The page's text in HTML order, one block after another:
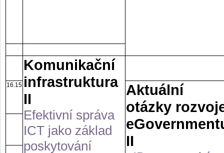
Komunikační
infrastruktura
II
Efektivní správa
ICT jako základ
poskytování
16.15
Aktuální
otázky
II